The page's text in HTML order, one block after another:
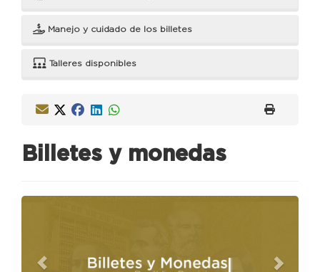
Manejo y cuidado de los billetes
Talleres disponibles